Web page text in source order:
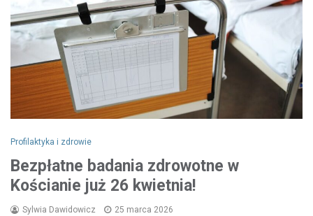
Profilaktyka i zdrowie
Bezpłatne badania zdrowotne w
Kościanie już 26 kwietnia!
Sylwia Dawidowicz 25 marca 2026